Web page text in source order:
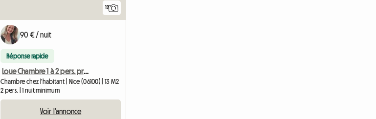
12
90 € / nuit
Réponse rapide
Loue Chambre 1 à 2 pers. proche tram bus et centre ville
Chambre chez l'habitant | Nice (06100) | 13 M2
2 pers. | 1 nuit minimum
Voir l'annonce